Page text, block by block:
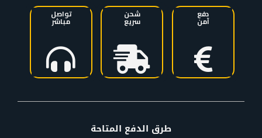
دفع
آمن
شحن
سريع
تواصل
مباشر
طرق الدفع المتاحة